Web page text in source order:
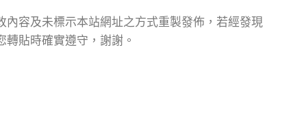
內容及未標示本站網址之方式重製發佈，若經發現
貼時確實遵守，謝謝。